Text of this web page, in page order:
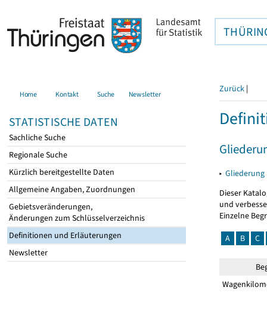
Home Kontakt Suche Newsletter
STATISTISCHE DATEN
Sachliche Suche
Regionale Suche
Kürzlich bereitgestellte Daten
Allgemeine Angaben, Zuordnungen
Gebietsveränderungen,
Änderungen zum Schlüsselverzeichnis
Definitionen und Erläuterungen
Newsletter
Zurück |
▸ Gliederung
Dieser
und
Einzelne
A
B C